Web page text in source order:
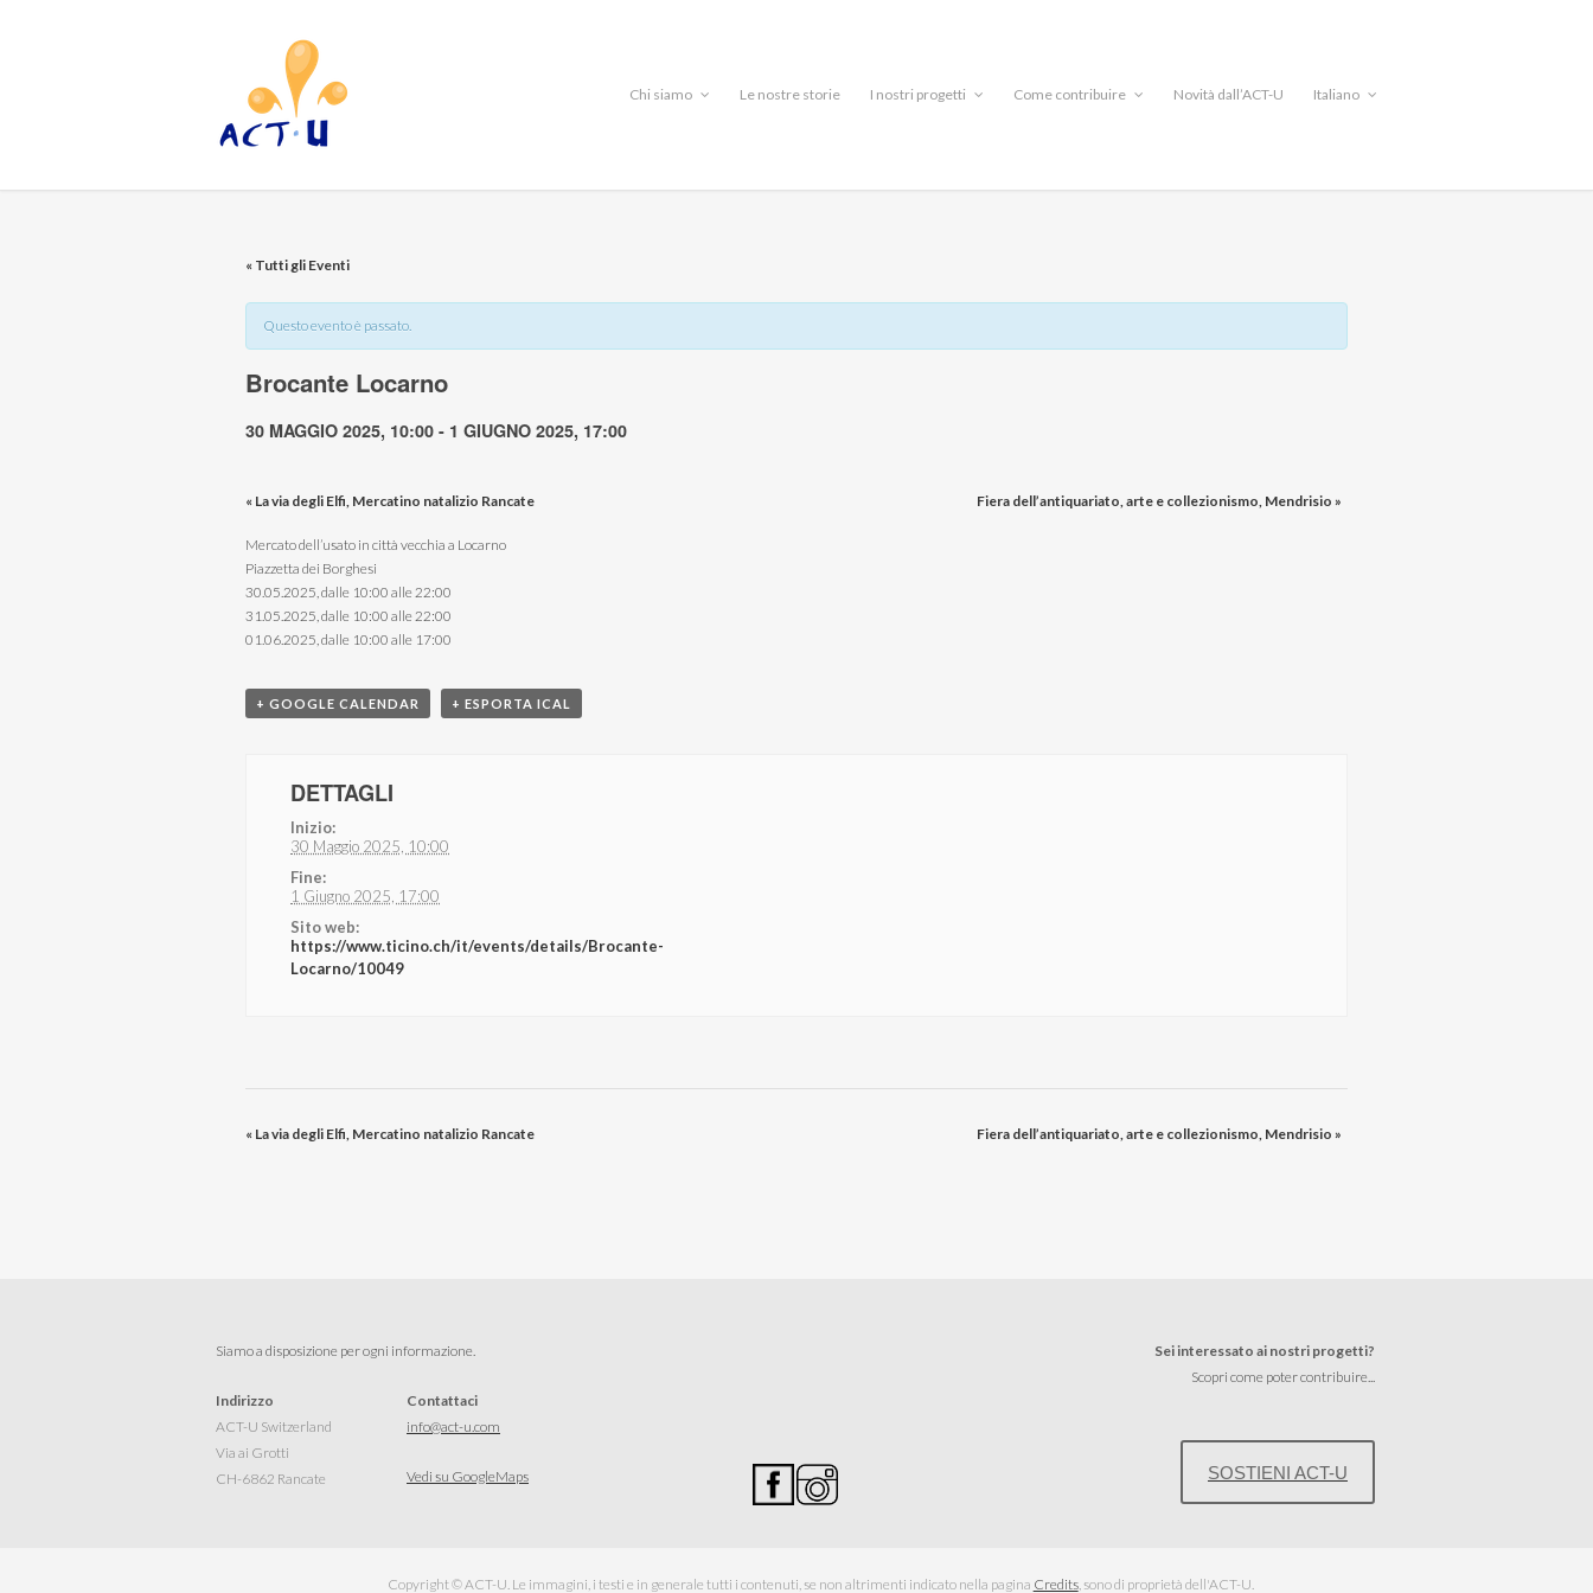
Chi siamo Le nostre storie I nostri progetti Come contribuire Novità dall’ACT-U Italiano
« Tutti gli Eventi
Questo evento è passato.
Brocante Locarno
30 MAGGIO 2025, 10:00 - 1 GIUGNO 2025, 17:00
« La via degli Elfi, Mercatino natalizio Rancate Fiera dell’antiquariato, arte e collezionismo, Mendrisio »
Mercato dell’usato in città vecchia a Locarno
Piazzetta dei Borghesi
30.05.2025, dalle 10:00 alle 22:00
31.05.2025, dalle 10:00 alle 22:00
01.06.2025, dalle 10:00 alle 17:00
+ GOOGLE CALENDAR + ESPORTA ICAL
DETTAGLI
Inizio:
30 Maggio 2025, 10:00
Fine:
1 Giugno 2025, 17:00
Sito web:
https://www.ticino.ch/it/events/details/Brocante-
Locarno/10049
« La via degli Elfi, Mercatino natalizio Rancate Fiera dell’antiquariato, arte e collezionismo, Mendrisio »
Siamo a disposizione per ogni informazione.
Indirizzo
ACT-U Switzerland
Via ai Grotti
CH-6862 Rancate
Contattaci
info@act-u.com
Vedi su GoogleMaps
Sei interessato ai nostri progetti?
Scopri come poter contribuire...
SOSTIENI ACT-U
Copyright © ACT-U. Le immagini, i testi e in generale tutti i contenuti, se non altrimenti indicato nella pagina Credits, sono di proprietà dell'ACT-U.